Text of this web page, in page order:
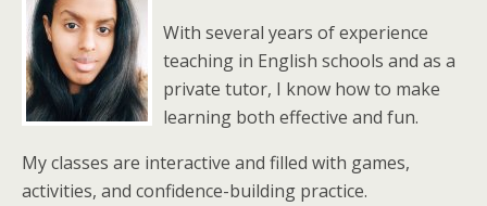
With several years of experience
teaching in English schools and as a
private tutor, I know how to make
learning both effective and fun.
My classes are interactive and filled with games,
activities, and confidence-building practice.